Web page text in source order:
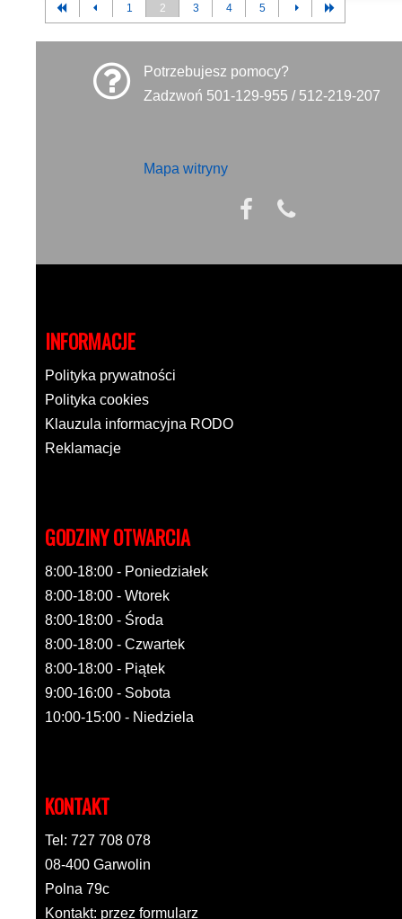
1 2 3 4 5
Potrzebujesz pomocy?
Zadzwoń 501-129-955 / 512-219-207
Mapa witryny
INFORMACJE
Polityka prywatności
Polityka cookies
Klauzula informacyjna RODO
Reklamacje
GODZINY OTWARCIA
8:00-18:00 - Poniedziałek
8:00-18:00 - Wtorek
8:00-18:00 - Środa
8:00-18:00 - Czwartek
8:00-18:00 - Piątek
9:00-16:00 - Sobota
10:00-15:00 - Niedziela
KONTAKT
Tel: 727 708 078
08-400 Garwolin
Polna 79c
Kontakt: przez formularz